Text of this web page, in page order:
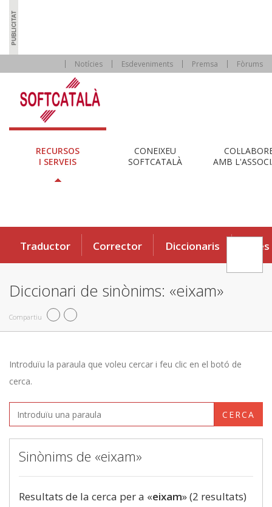
Notícies Esdeveniments Premsa Fòrums
RECURSOS
I SERVEIS
CONEIXEU
SOFTCATALÀ
AMB
Traductor Corrector Diccionaris Eines
Diccionari de sinònims: «eixam»
Compartiu
Introduïu la paraula que voleu cercar i feu clic en el botó de
cerca.
CERCA
Sinònims de «eixam»
Resultats de la cerca per a «eixam» (2 resultats)